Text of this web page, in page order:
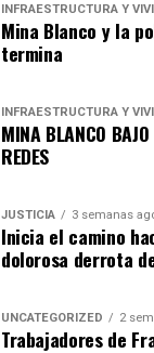
INFRAESTRUCTURA Y
Mina Blanco y la
termina
INFRAESTRUCTURA Y
MINA BLANCO
REDES
JUSTICIA 3 semanas
Inicia el camino
dolorosa derrota
UNCATEGORIZED 2
Trabajadores de